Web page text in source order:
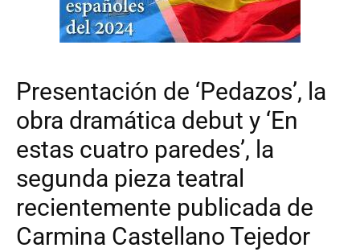
Presentación de ‘Pedazos’, la
obra dramática debut y ‘En
estas cuatro paredes’, la
segunda pieza teatral
recientemente publicada de
Carmina Castellano Tejedor